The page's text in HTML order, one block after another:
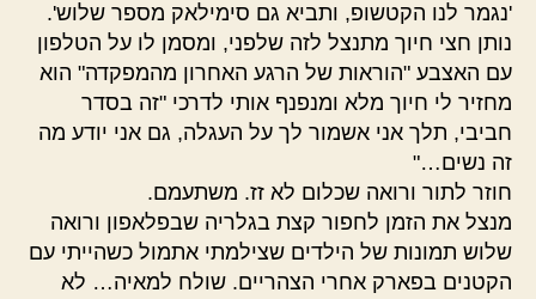
'נגמר לנו הקטשופ, ותביא גם סימילאק מספר שלוש'.
נותן חצי חיוך מתנצל לזה שלפני, ומסמן לו על הטלפון
עם האצבע "הוראות של הרגע האחרון מהמפקדה" הוא
מחזיר לי חיוך מלא ומנפנף אותי לדרכי "זה בסדר
חביבי, תלך אני אשמור לך על העגלה, גם אני יודע מה
זה נשים…"
חוזר לתור ורואה שכלום לא זז. משתעמם.
מנצל את הזמן לחפור קצת בגלריה שבפלאפון ורואה
שלוש תמונות של הילדים שצילמתי אתמול כשהייתי עם
הקטנים בפארק אחרי הצהריים. שולח למאיה… לא